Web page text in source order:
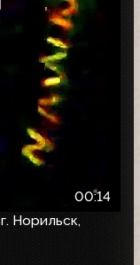
00:14
Норильск,